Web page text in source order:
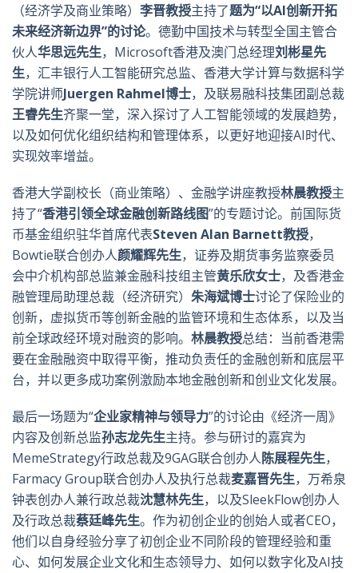
（经济学及商业策略） 李晋教授主持了题为“以AI创新开拓
未来经济新边界”的讨论。德勤中国技术与转型全国主管合
伙人华思远先生，Microsoft香港及澳门总经理刘彬星先
生，汇丰银行人工智能研究总监、香港大学计算与数据科学
学院讲师Juergen Rahmel博士，及联易融科技集团副总裁
王睿先生齐聚一堂，深入探讨了人工智能领域的发展趋势，
以及如何优化组织结构和管理体系，以更好地迎接AI时代、
实现效率增益。
香港大学副校长（商业策略）、金融学讲座教授林晨教授主
持了“香港引领全球金融创新路线图”的专题讨论。前国际货
币基金组织驻华首席代表Steven Alan Barnett教授，
Bowtie联合创办人颜耀辉先生，证券及期货事务监察委员
会中介机构部总监兼金融科技组主管黄乐欣女士，及香港金
融管理局助理总裁（经济研究） 朱海斌博士讨论了保险业的
创新，虚拟货币等创新金融的监管环境和生态体系，以及当
前全球政经环境对融资的影响。 林晨教授总结：当前香港需
要在金融融资中取得平衡，推动负责任的金融创新和底层平
台，并以更多成功案例激励本地金融创新和创业文化发展。
最后一场题为“企业家精神与领导力”的讨论由《经济一周》
内容及创新总监孙志龙先生主持。参与研讨的嘉宾为
MemeStrategy行政总裁及9GAG联合创办人陈展程先生，
Farmacy Group联合创办人及执行总裁麦嘉晋先生，万希泉
钟表创办人兼行政总裁沈慧林先生，以及SleekFlow创办人
及行政总裁蔡廷峰先生。作为初创企业的创始人或者CEO，
他们以自身经验分享了初创企业不同阶段的管理经验和重
心、如何发展企业文化和生态领导力、如何以数字化及AI技